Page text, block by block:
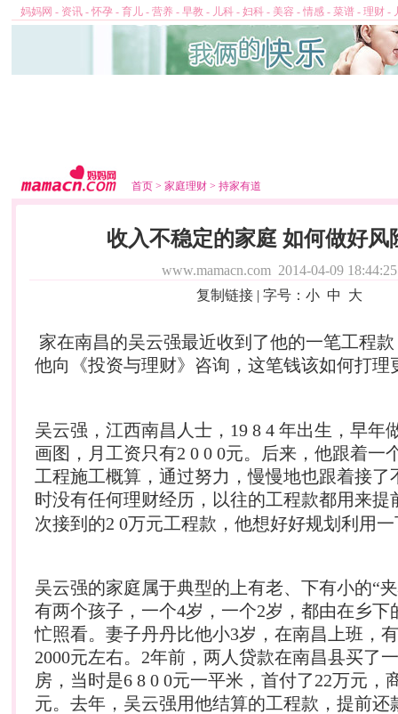
妈妈网 - 资讯 - 怀孕 - 育儿 - 营养 - 早教 - 儿科 - 妇科 - 美容 - 情感 - 菜谱 - 理财 -
首页 > 家庭理财 > 持家有道
收入不稳定的家庭 如何做好风
www.mamacn.com 2014-04-09 18:44:25
复制链接 | 字号： 小 中 大
家在南昌的吴云强最近收到了他的一笔工程
他向《投资与理财》咨询，这笔钱该如何打理
吴云强，江西南昌人士，19 8 4 年出生，早年
画图，月工资只有2 0 0 0元。后来，他跟着一
工程施工概算，通过努力，慢慢地也跟着接了
时没有任何理财经历，以往的工程款都用来提
次接到的2 0万元工程款，他想好好规划利用
吴云强的家庭属于典型的上有老、下有小的“
有两个孩子，一个4岁，一个2岁，都由在乡下
忙照看。妻子丹丹比他小3岁，在南昌上班，
2000元左右。2年前，两人贷款在南昌县买了
房，当时是6 8 0 0元一平米，首付了22万元，
元。去年，吴云强用他结算的工程款，提前还